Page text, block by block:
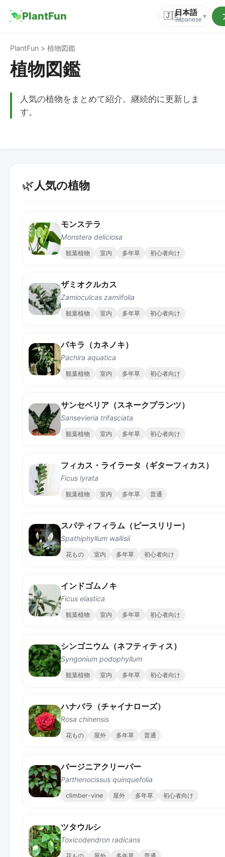
PlantFun 🇯🇵日本語
Japanese ▾
PlantFun > 植物図鑑
植物図鑑
人気の植物をまとめて紹介。継続的に更新しま
す。
🌿人気の植物
モンステラ
Monstera deliciosa
観葉植物 室内 多年草 初心者向け
ザミオクルカス
Zamioculcas zamiifolia
観葉植物 室内 多年草 初心者向け
パキラ（カネノキ）
Pachira aquatica
観葉植物 室内 多年草 初心者向け
サンセベリア（スネークプランツ）
Sansevieria trifasciata
観葉植物 室内 多年草 初心者向け
フィカス・ライラータ（ギターフィカス）
Ficus lyrata
観葉植物 室内 多年草 普通
スパティフィラム（ピースリリー）
Spathiphyllum wallisii
花もの 室内 多年草 初心者向け
インドゴムノキ
Ficus elastica
観葉植物 室内 多年草 初心者向け
シンゴニウム（ネフティティス）
Syngonium podophyllum
観葉植物 室内 多年草 初心者向け
ハナバラ（チャイナローズ）
Rosa chinensis
花もの 屋外 多年草 普通
バージニアクリーパー
Parthenocissus quinquefolia
climber-vine 屋外 多年草 初心者向け
ツタウルシ
Toxicodendron radicans